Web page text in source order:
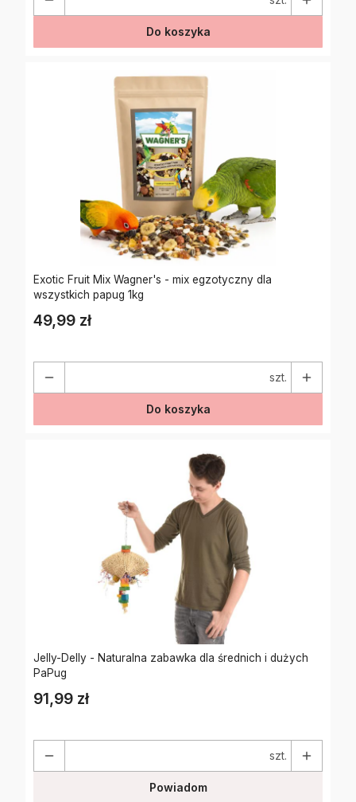
Do koszyka
Exotic Fruit Mix Wagner's - mix egzotyczny dla
wszystkich papug 1kg
Cena
49,99 zł
szt.
Do koszyka
Jelly-Delly - Naturalna zabawka dla średnich i dużych
PaPug
Cena
91,99 zł
szt.
Powiadom